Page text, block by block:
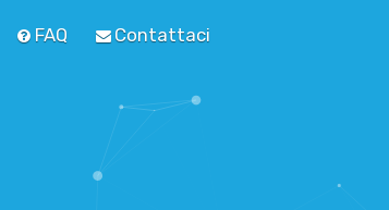
FAQ Contattaci